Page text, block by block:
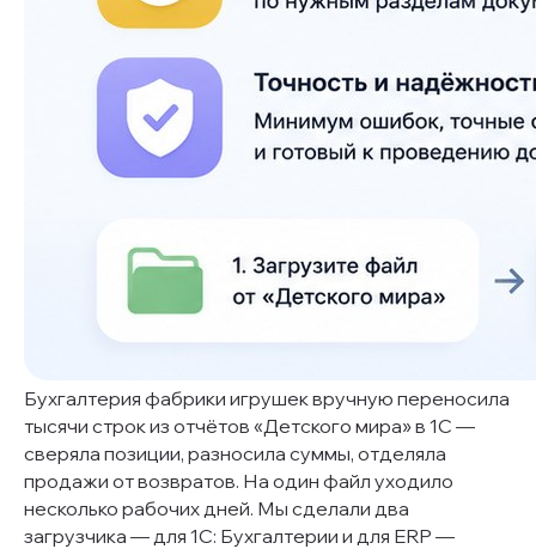
Бухгалтерия фабрики игрушек вручную переносила
тысячи строк из отчётов «Детского мира» в 1С —
сверяла позиции, разносила суммы, отделяла
продажи от возвратов. На один файл уходило
несколько рабочих дней. Мы сделали два
загрузчика — для 1С: Бухгалтерии и для ERP —